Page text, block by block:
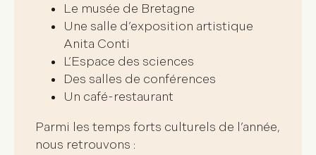
Le musée de Bretagne
Une salle d’exposition artistique
Anita Conti
L’Espace des sciences
Des salles de conférences
Un café-restaurant
Parmi les temps forts culturels de l’année,
nous retrouvons :